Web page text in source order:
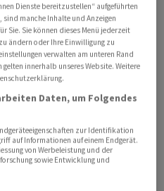
den für Drittkunden
mit einem starken
gerechnet. Sie
geschätzt, also rund
als noch im Vorjahr. Grund
aus dem Vorjahr, das
von Index-Produkten
2025 angewachsenen
eines erwarteten
fondsgebundenen
Dienste bereitzustellen“ aufgeführten
manche Inhalte und Anzeigen
Sie. Sie können dieses Menü jederzeit
ändern oder Ihre Einwilligung zu
verwalten am unteren Rand
innerhalb unseres Website. Weitere
Daten, um Folgendes
zur Identifikation
auf Informationen auf einem Endgerät.
von Werbeleistung und der
sowie Entwicklung und